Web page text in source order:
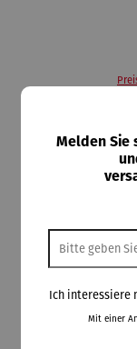
Durchschnittliche
blau gelb
Melden Sie
Ich interessiere
Mit einer